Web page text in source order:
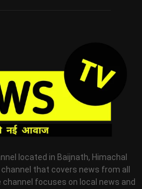
located in Baijnath, Himachal
that covers news from all
focuses on local news and